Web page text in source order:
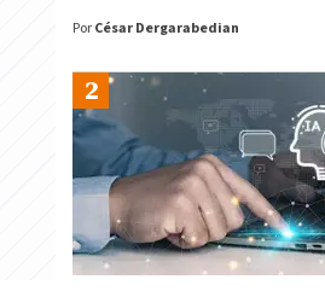
Por César Dergarabedian